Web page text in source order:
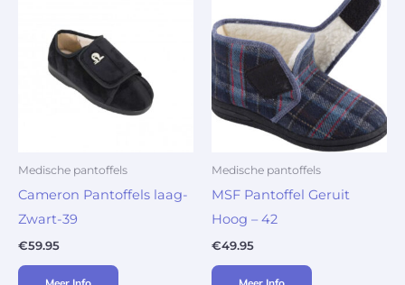
Medische pantoffels
Cameron Pantoffels laag-
Zwart-39
€59.95
Medische pantoffels
MSF Pantoffel Geruit
Hoog – 42
€49.95